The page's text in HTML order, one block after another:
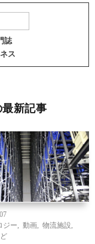
誌
ス
新記事
ジー
動画 物流施設